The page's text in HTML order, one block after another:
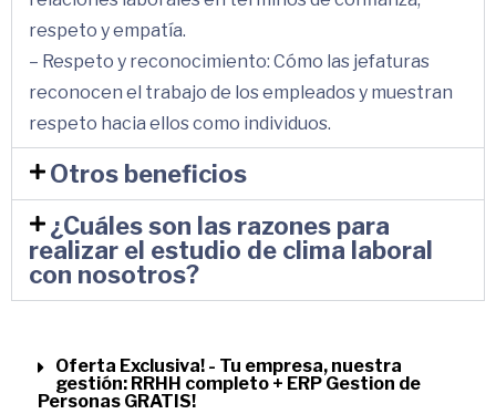
respeto y empatía.
– Respeto y reconocimiento: Cómo las jefaturas
reconocen el trabajo de los empleados y muestran
respeto hacia ellos como individuos.
Otros beneficios
¿Cuáles son las razones para
realizar el estudio de clima laboral
con nosotros?
Oferta Exclusiva! - Tu empresa, nuestra
gestión: RRHH completo + ERP Gestion de
Personas GRATIS!